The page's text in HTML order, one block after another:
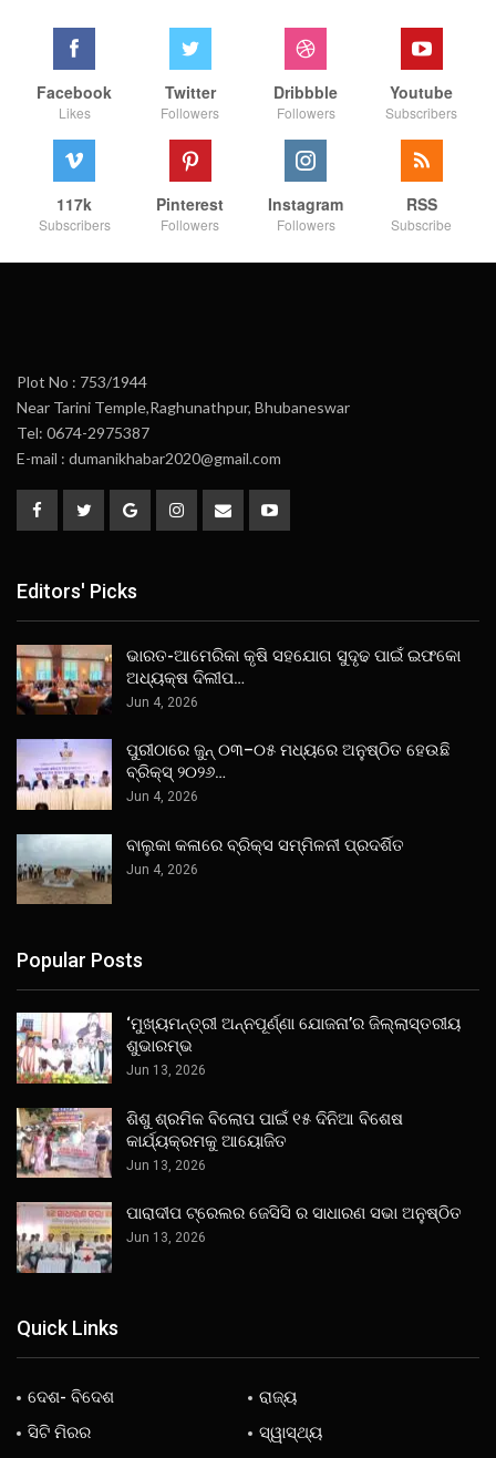
Facebook
Likes
Twitter
Followers
Dribbble
Followers
Youtube
Subscribers
117k
Subscribers
Pinterest
Followers
Instagram
Followers
RSS
Subscribe
Plot No : 753/1944
Near Tarini Temple,Raghunathpur, Bhubaneswar
Tel: 0674-2975387
E-mail : dumanikhabar2020@gmail.com
Editors' Picks
ଭାରତ-ଆମେରିକା କୃଷି ସହଯୋଗ ସୁଦୃଢ ପାଇଁ ଇଫକୋ
ଅଧ୍ୟକ୍ଷ ଦିଲୀପ…
Jun 4, 2026
ପୁରୀଠାରେ ଜୁନ୍ ୦୩–୦୫ ମଧ୍ୟରେ ଅନୁଷ୍ଠିତ ହେଉଛି
ବ୍ରିକ୍ସ୍ ୨୦୨୬…
Jun 4, 2026
ବାଲୁକା କଳାରେ ବ୍ରିକ୍ସ ସମ୍ମିଳନୀ ପ୍ରଦର୍ଶିତ
Jun 4, 2026
Popular Posts
‘ମୁଖ୍ୟମନ୍ତ୍ରୀ ଅନ୍ନପୂର୍ଣ୍ଣା ଯୋଜନା’ର ଜିଲ୍ଲାସ୍ତରୀୟ
ଶୁଭାରମ୍ଭ
Jun 13, 2026
ଶିଶୁ ଶ୍ରମିକ ବିଲୋପ ପାଇଁ ୧୫ ଦିନିଆ ବିଶେଷ
କାର୍ଯ୍ୟକ୍ରମକୁ ଆୟୋଜିତ
Jun 13, 2026
ପାରାଦୀପ ଟ୍ରେଲର ଜେସିସି ର ସାଧାରଣ ସଭା ଅନୁଷ୍ଠିତ
Jun 13, 2026
Quick Links
ଦେଶ- ବିଦେଶ
ରାଜ୍ୟ
ସିଟି ମିରର
ସ୍ୱାସ୍ଥ୍ୟ